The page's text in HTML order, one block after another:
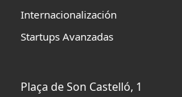
Internacionalización
Startups Avanzadas
Plaça de Son Castelló, 1